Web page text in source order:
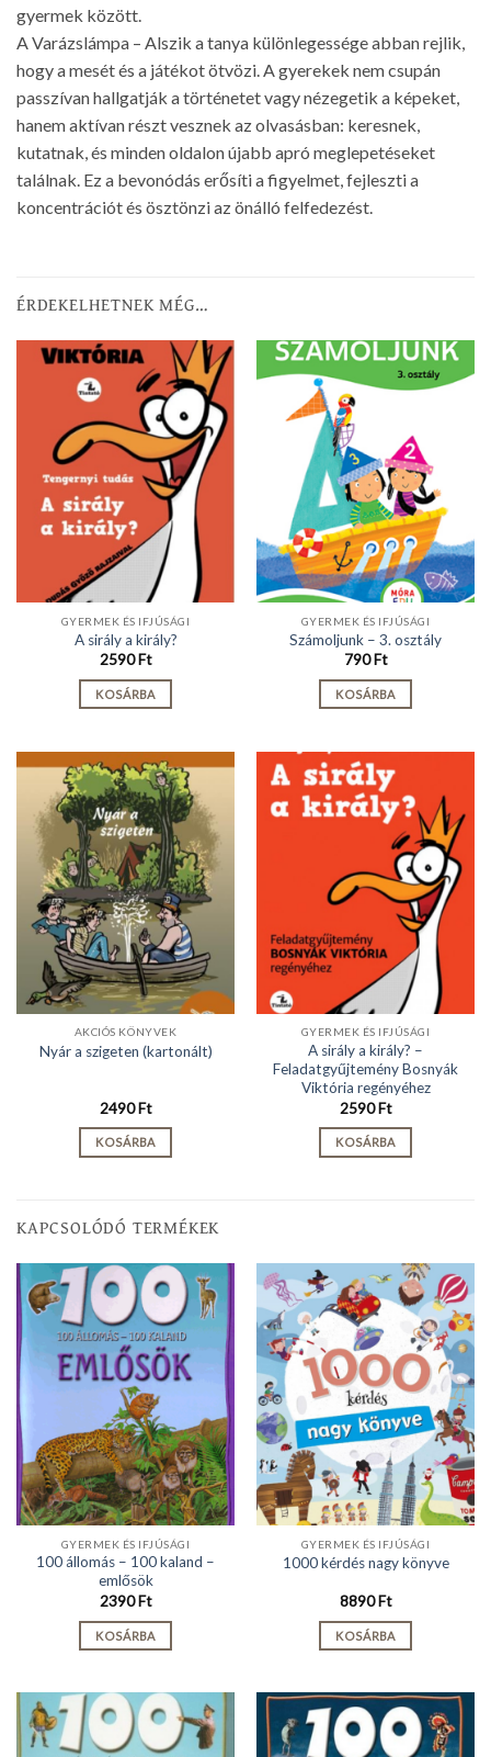
gyermek között.
A Varázslámpa – Alszik a tanya különlegessége abban rejlik,
hogy a mesét és a játékot ötvözi. A gyerekek nem csupán
passzívan hallgatják a történetet vagy nézegetik a képeket,
hanem aktívan részt vesznek az olvasásban: keresnek,
kutatnak, és minden oldalon újabb apró meglepetéseket
találnak. Ez a bevonódás erősíti a figyelmet, fejleszti a
koncentrációt és ösztönzi az önálló felfedezést.
ÉRDEKELHETNEK MÉG…
GYERMEK ÉS IFJÚSÁGI
A sirály a király?
2590Ft
KOSÁRBA
GYERMEK ÉS IFJÚSÁGI
Számoljunk – 3. osztály
790Ft
KOSÁRBA
AKCIÓS KÖNYVEK
Nyár a szigeten (kartonált)
2490Ft
KOSÁRBA
GYERMEK ÉS IFJÚSÁGI
A sirály a király? –
Feladatgyűjtemény Bosnyák
Viktória regényéhez
2590Ft
KOSÁRBA
KAPCSOLÓDÓ TERMÉKEK
GYERMEK ÉS IFJÚSÁGI
100 állomás – 100 kaland –
emlősök
2390Ft
KOSÁRBA
GYERMEK ÉS IFJÚSÁGI
1000 kérdés nagy könyve
8890Ft
KOSÁRBA